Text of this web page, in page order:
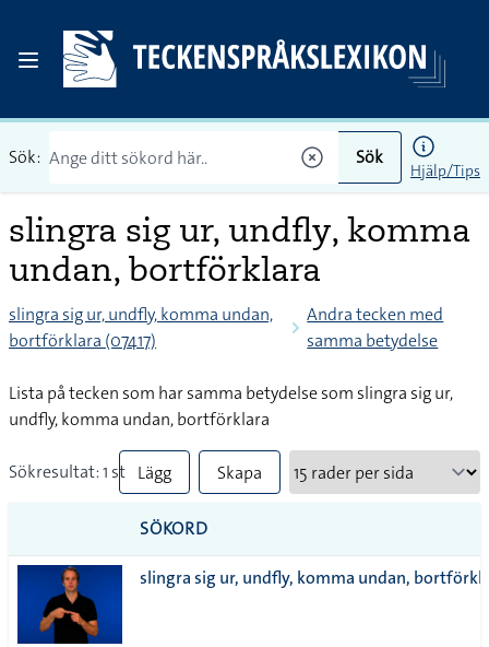
Sök: Sök
Hjälp/Tips
slingra sig ur, undfly, komma
undan, bortförklara
slingra sig ur, undfly, komma undan,
bortförklara (07417)
Andra tecken med
samma betydelse
Lista på tecken som har samma betydelse som slingra sig ur,
undfly, komma undan, bortförklara
Sökresultat: 1 st Lägg
till
alla i
Skapa
SÖKORD
slingra sig ur, undfly, komma undan,